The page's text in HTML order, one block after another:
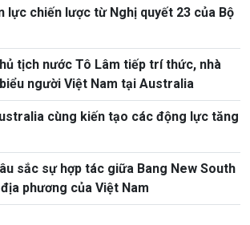
lực chiến lược từ Nghị quyết 23 của Bộ
tịch nước Tô Lâm tiếp trí thức, nhà
người Việt Nam tại Australia
cùng kiến tạo các động lực tăng
sắc sự hợp tác giữa Bang New South
phương của Việt Nam